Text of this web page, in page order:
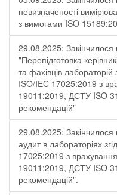
невизначеності
з вимогами ISO
29.08.2025:
"Перепідготовка
та фахівців
ISO/IEC 17025:2019 з
19011:2019, ДСТУ ISO
рекомендацій"
29.08.2025: Закінчилося
аудит в лабораторіях
17025:2019 з
19011:2019, ДСТУ ISO
рекомендацій".